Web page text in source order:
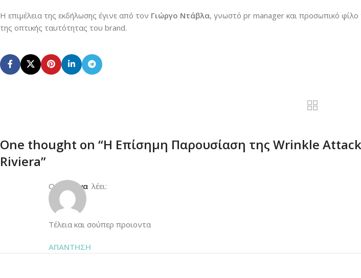
Η επιμέλεια της εκδήλωσης έγινε από τον Γιώργο Ντάβλα, γνωστό pr manager και προσωπικό
της οπτικής ταυτότητας του brand.
One thought on “Η Επίσημη Παρουσίαση της Wrinkle
Riviera”
Ο/Η Ελενα λέει:
Τέλεια και σούπερ προιοντα
ΑΠΆΝΤΗΣΗ